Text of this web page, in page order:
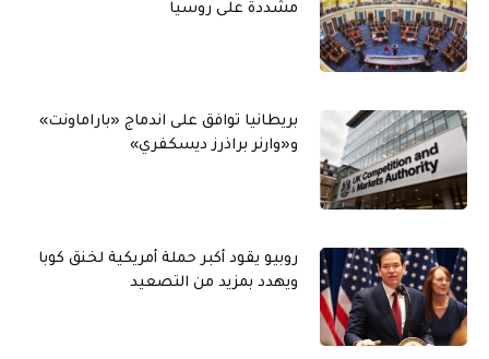
مشددة على روسيا
بريطانيا توافق على اندماج «باراماونت»
و«وارنر براذرز ديسكفري»
روبيو يقود أكبر حملة أمريكية لخنق كوبا
ويهدد بمزيد من التصعيد